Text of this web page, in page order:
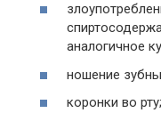
аналогичное
ношение
коронки во рту;